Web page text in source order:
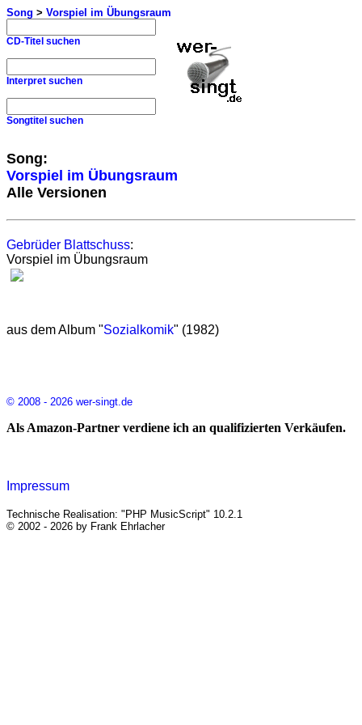
Song > Vorspiel im Übungsraum
CD-Titel suchen
Interpret suchen
Songtitel suchen
Song:
Vorspiel im Übungsraum
Alle Versionen
Gebrüder Blattschuss:
Vorspiel im Übungsraum
aus dem Album "Sozialkomik" (1982)
© 2008 - 2026 wer-singt.de
Als Amazon-Partner verdiene ich an qualifizierten Verkäufen.
Impressum
Technische Realisation: "PHP MusicScript" 10.2.1
© 2002 - 2026 by Frank Ehrlacher